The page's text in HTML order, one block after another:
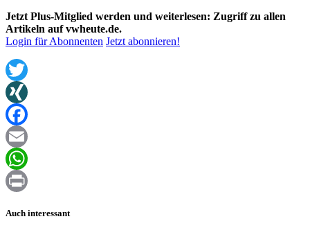
Jetzt Plus-Mitglied werden und weiterlesen: Zugriff zu allen
Artikeln auf vwheute.de.
Login für Abonnenten Jetzt abonnieren!
Twitter
XING
Facebook
Email
WhatsApp
Auch interessant